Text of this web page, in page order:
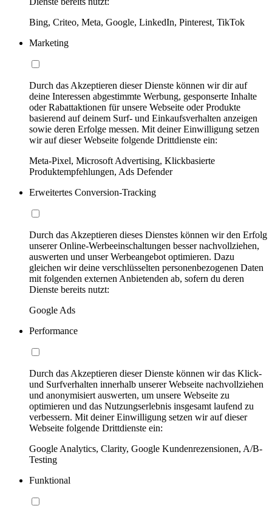
Bing, Criteo, Meta, Google, LinkedIn, Pinterest, TikTok
Marketing
Durch das Akzeptieren dieser Dienste können wir dir auf
deine Interessen abgestimmte Werbung, gesponserte Inhalte
oder Rabattaktionen für unsere Webseite oder Produkte
basierend auf deinem Surf- und Einkaufsverhalten anzeigen
sowie deren Erfolge messen. Mit deiner Einwilligung setzen
wir auf dieser Webseite folgende Drittdienste ein:
Meta-Pixel, Microsoft Advertising, Klickbasierte
Produktempfehlungen, Ads Defender
Erweitertes Conversion-Tracking
Durch das Akzeptieren dieses Dienstes können wir den Erfolg
unserer Online-Werbeeinschaltungen besser nachvollziehen,
auswerten und unser Werbeangebot optimieren. Dazu
gleichen wir deine verschlüsselten personenbezogenen Daten
mit folgenden externen Anbietenden ab, sofern du deren
Dienste bereits nutzt:
Google Ads
Performance
Durch das Akzeptieren dieser Dienste können wir das Klick-
und Surfverhalten innerhalb unserer Webseite nachvollziehen
und anonymisiert auswerten, um unsere Webseite zu
optimieren und das Nutzungserlebnis insgesamt laufend zu
verbessern. Mit deiner Einwilligung setzen wir auf dieser
Webseite folgende Drittdienste ein:
Google Analytics, Clarity, Google Kundenrezensionen, A/B-
Testing
Funktional